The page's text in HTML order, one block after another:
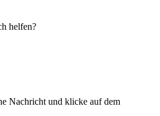
helfen?
Nachricht und klicke auf dem